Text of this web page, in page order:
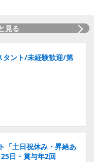
見る
タント/未経験歓迎/第
「土日祝休み・昇給あ
日・賞与年2回